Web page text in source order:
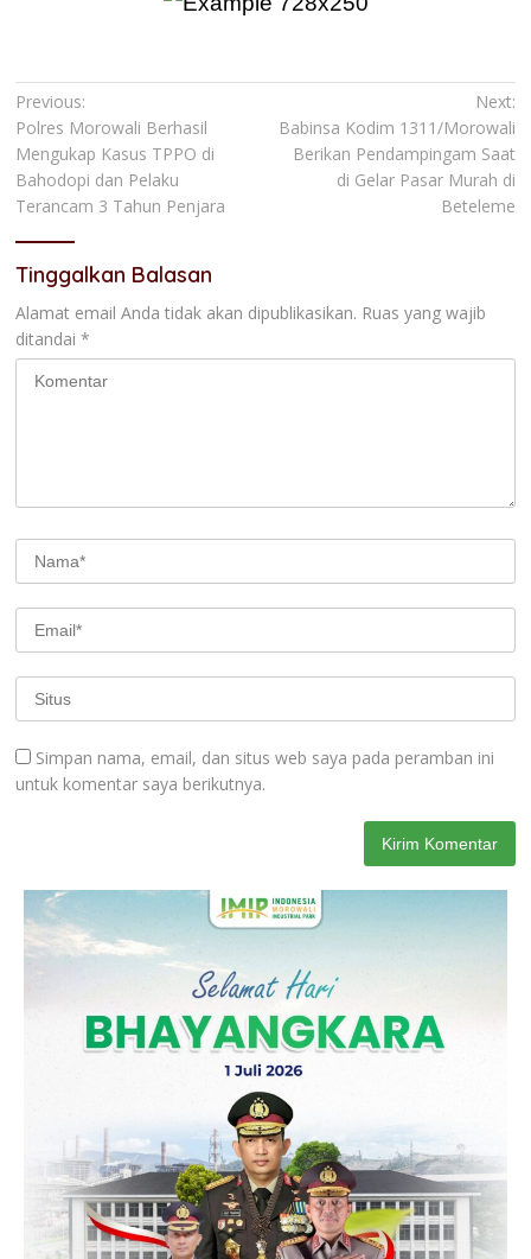
Navigasi
pos
Previous:
Polres Morowali Berhasil
Mengukap Kasus TPPO di
Bahodopi dan Pelaku
Terancam 3 Tahun Penjara
Next:
Babinsa Kodim 1311/Morowali
Berikan Pendampingam Saat
di Gelar Pasar Murah di
Beteleme
Tinggalkan Balasan
Alamat email Anda tidak akan dipublikasikan. Ruas yang wajib
ditandai *
Simpan nama, email, dan situs web saya pada peramban ini
untuk komentar saya berikutnya.